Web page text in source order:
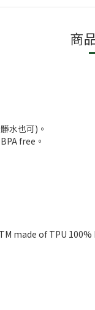
商
水也可)。
free。
made of TPU 100%